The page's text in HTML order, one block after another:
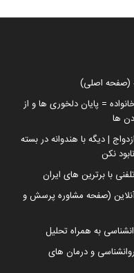
(صفحه اصلی)
= پایان دلخوری ها و از
ها
| دیگه با هندوانه در بسته
نکن
با برترین های ایران
(صفحه مشاوره پرسش و
به همراه تحلیل
و درمان های